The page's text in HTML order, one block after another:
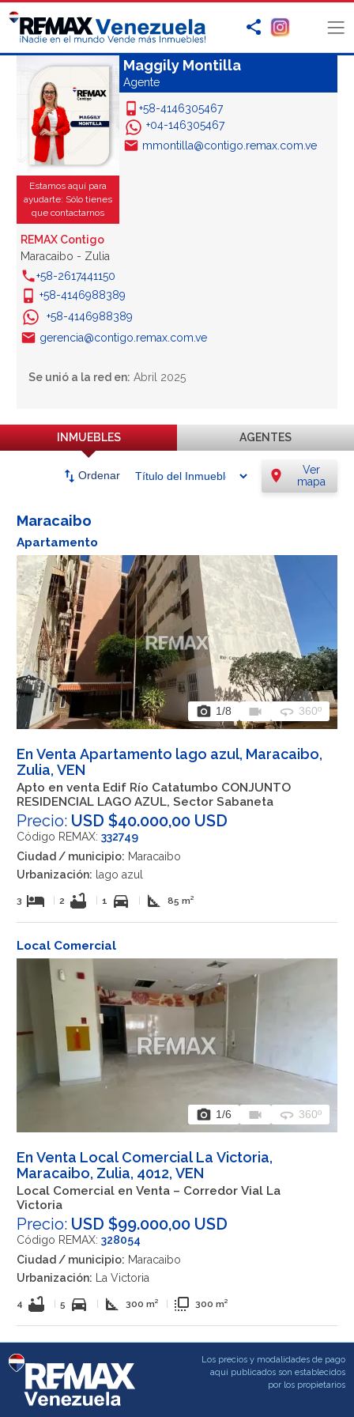
Estamos aquí para
ayudarte: Sólo tienes
que contactarnos
Maggily Montilla
Agente
+58-4146305467
+04-146305467
mmontilla@contigo.remax.com.ve
REMAX Contigo
Maracaibo - Zulia
+58-2617441150
+58-4146988389
+58-4146988389
gerencia@contigo.remax.com.ve
Se unió a la red en: Abril 2025
INMUEBLES AGENTES
swap_vert Ordenar location_on
Ver
mapa
Maracaibo
Apartamento
photo_camera 1/8 videocam 360 360º
En Venta Apartamento lago azul, Maracaibo,
Zulia, VEN
Apto en venta Edif Río Catatumbo CONJUNTO
RESIDENCIAL LAGO AZUL, Sector Sabaneta
Precio: USD $40.000,00 USD
Código REMAX: 332749
Ciudad / municipio: Maracaibo
Urbanización: lago azul
3 hotel 2 bathtub 1 directions_car square_foot 85 m²
Local Comercial
photo_camera 1/6 videocam 360 360º
En Venta Local Comercial La Victoria,
Maracaibo, Zulia, 4012, VEN
Local Comercial en Venta – Corredor Vial La
Victoria
Precio: USD $99.000,00 USD
Código REMAX: 328054
Ciudad / municipio: Maracaibo
Urbanización: La Victoria
4 bathtub 5 directions_car square_foot 300 m² flip_to_front 300 m²
Los precios y modalidades de pago
aqui publicados son establecidos
por los propietarios